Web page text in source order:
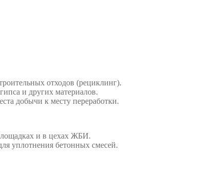
отходов (рециклинг).
и других материалов.
добычи к месту переработки.
и в цехах ЖБИ.
уплотнения бетонных смесей.